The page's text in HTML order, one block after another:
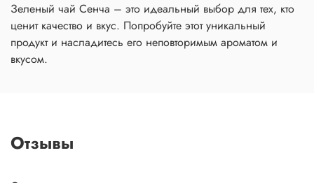
Зеленый чай Сенча – это идеальный выбор для тех, кто
ценит качество и вкус. Попробуйте этот уникальный
продукт и насладитесь его неповторимым ароматом и
вкусом.
Отзывы